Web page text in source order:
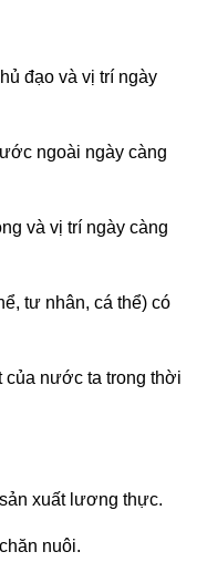
đạo và vị trí ngày
ngoài ngày càng
và vị trí ngày càng
tư nhân, cá thể) có
của nước ta trong thời
xuất lương thực.
nuôi.